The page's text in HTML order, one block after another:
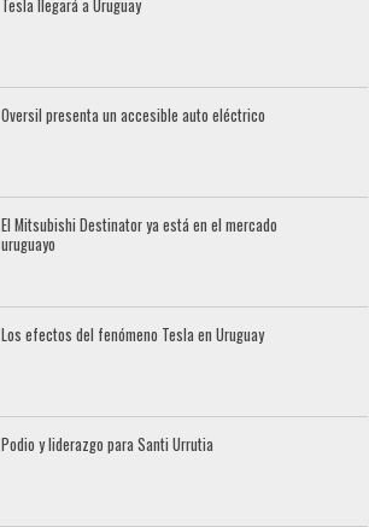
Tesla llegará a Uruguay
Oversil presenta un accesible auto eléctrico
El Mitsubishi Destinator ya está en el mercado
uruguayo
Los efectos del fenómeno Tesla en Uruguay
Podio y liderazgo para Santi Urrutia